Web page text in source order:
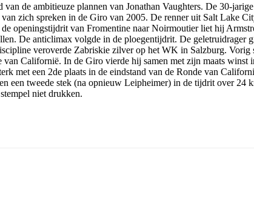
van de ambitieuze plannen van Jonathan Vaughters. De 30-
zich spreken in de Giro van 2005. De renner uit Salt Lake
openingstijdrit van Fromentine naar Noirmoutier liet hij
De anticlimax volgde in de ploegentijdrit. De
veroverde Zabriskie zilver op het WK in Salzburg.
van Californië. In de Giro vierde hij samen met zijn maats
met een 2de plaats in de eindstand van de Ronde van
een tweede stek (na opnieuw Leipheimer) in de tijdrit over
niet drukken.